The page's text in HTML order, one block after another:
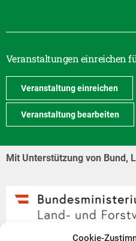
Cookie-
Veranstaltungen einreichen
Veranstaltung einreichen
Veranstaltung bearbeiten
Mit Unterstützung von Bund,